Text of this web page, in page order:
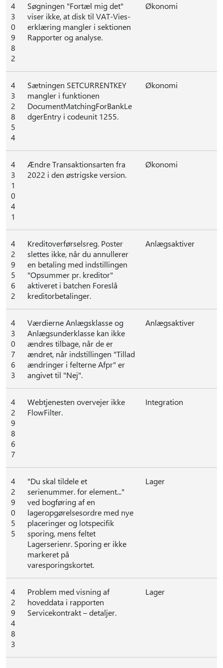
4
3
0
9
8
2
Søgningen "Fortæl mig det"
viser ikke, at disk til VAT-Vies-
erklæring mangler i sektionen
Rapporter og analyse.
Økonomi
4
3
2
8
5
4
Sætningen SETCURRENTKEY
mangler i funktionen
DocumentMatchingForBankLe
dgerEntry i codeunit 1255.
Økonomi
4
3
1
0
4
1
Ændre Transaktionsarten fra
2022 i den østrigske version.
Økonomi
4
2
9
5
6
2
Kreditoverførselsreg. Poster
slettes ikke, når du annullerer
en betaling med indstillingen
"Opsummer pr. kreditor"
aktiveret i batchen Foreslå
kreditorbetalinger.
Anlægsaktiver
4
3
0
7
6
3
Værdierne Anlægsklasse og
Anlægsunderklasse kan ikke
ændres tilbage, når de er
ændret, når indstillingen "Tillad
ændringer i felterne Afpr" er
angivet til "Nej".
Anlægsaktiver
4
2
9
8
6
7
Webtjenesten overvejer ikke
FlowFilter.
Integration
4
2
9
0
5
5
"Du skal tildele et
serienummer. for element..."
ved bogføring af en
lageropgørelsesordre med nye
placeringer og lotspecifik
sporing, mens feltet
Lagerserienr. Sporing er ikke
markeret på
varesporingskortet.
Lager
4
2
9
4
8
3
Problem med visning af
hoveddata i rapporten
Servicekontrakt – detaljer.
Lager